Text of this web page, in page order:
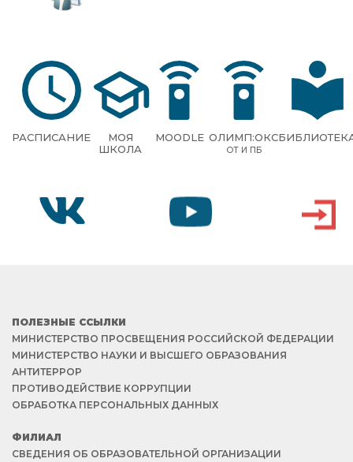
РАСПИСАНИЕ
МОЯ
ШКОЛА
MOODLE ОЛИМП:ОКС
ОТ И ПБ
ПОЛЕЗНЫЕ ССЫЛКИ
МИНИСТЕРСТВО ПРОСВЕЩЕНИЯ РОССИЙСКОЙ ФЕДЕРАЦИИ
МИНИСТЕРСТВО НАУКИ И ВЫСШЕГО ОБРАЗОВАНИЯ
АНТИТЕРРОР
ПРОТИВОДЕЙСТВИЕ КОРРУПЦИИ
ОБРАБОТКА ПЕРСОНАЛЬНЫХ ДАННЫХ
ФИЛИАЛ
СВЕДЕНИЯ ОБ ОБРАЗОВАТЕЛЬНОЙ ОРГАНИЗАЦИИ